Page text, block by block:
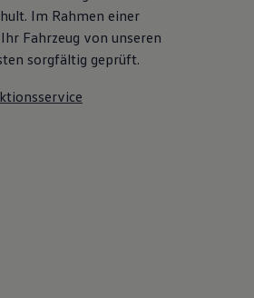
Im Rahmen einer
Fahrzeug von unseren
sorgfältig geprüft.